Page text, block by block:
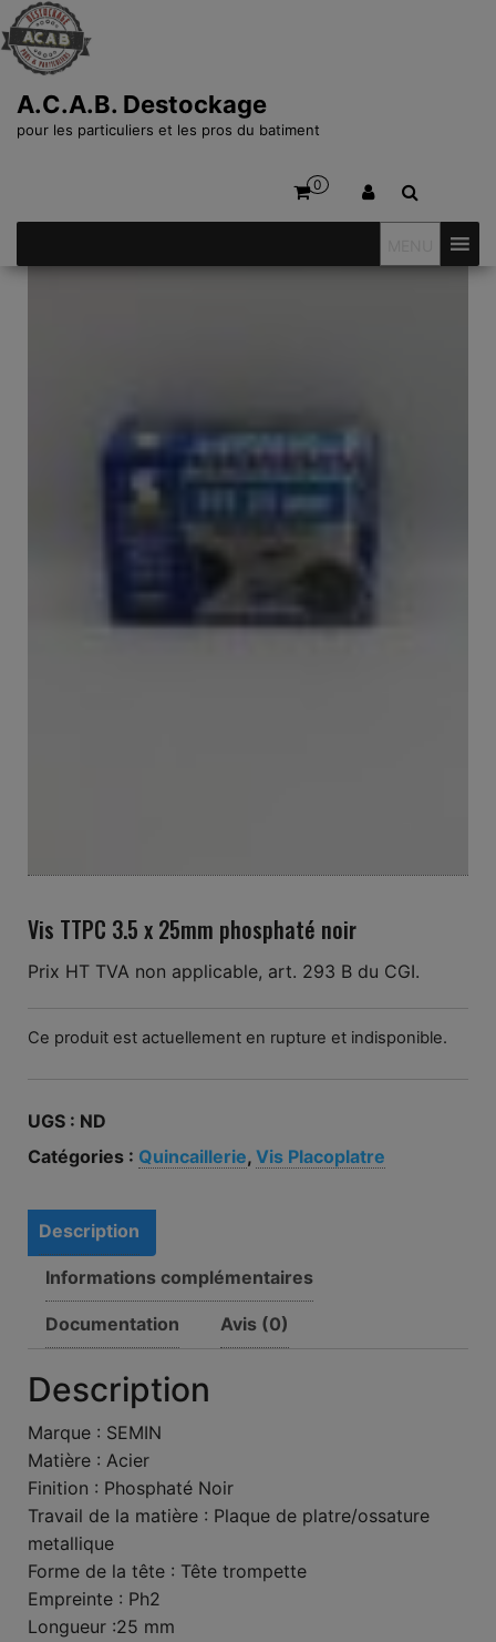
A.C.A.B. Destockage
pour les particuliers et les pros du batiment
0
Vis TTPC 3.5 x 25mm phosphaté noir
Prix HT TVA non applicable, art. 293 B du CGI.
Ce produit est actuellement en rupture et indisponible.
UGS : ND
Catégories : Quincaillerie, Vis Placoplatre
Description
Informations complémentaires
Documentation Avis (0)
Description
Marque : SEMIN
Matière : Acier
Finition : Phosphaté Noir
Travail de la matière : Plaque de platre/ossature
metallique
Forme de la tête : Tête trompette
Empreinte : Ph2
Longueur :25 mm